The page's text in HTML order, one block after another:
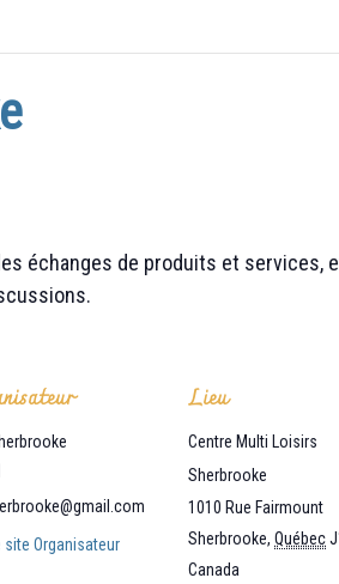
échanges de produits et services,
site Organisateur
Lieu
Centre Multi Loisirs
Sherbrooke
1010 Rue Fairmount
Sherbrooke, Québec
Canada